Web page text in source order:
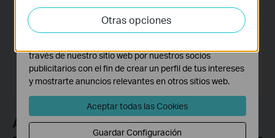
Artículo Recomendado
Otras opciones
actividades en nuestro sitio web con el fin de mejorar y
adaptar la funcionalidad del mismo.
través de nuestro sitio web por nuestros socios
publicitarios con el fin de crear un perfil de tus intereses
y mostrarte anuncios relevantes en otros sitios web.
Aceptar todas las Cookies
Guardar Configuración